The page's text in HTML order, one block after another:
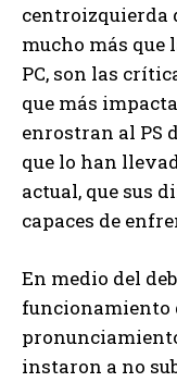
centroizquierda
mucho más que
PC, son las
que más
enrostran al PS
que lo han
actual, que sus
capaces de
En medio del
funcionamiento
instaron a no